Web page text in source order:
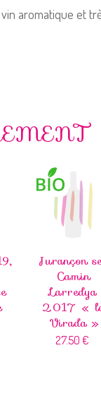
aromatique et
Jurançon
Camin
Larredya
2017 «
Virada »
27.50 €